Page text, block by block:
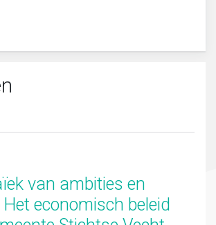
van ambities en
economisch beleid